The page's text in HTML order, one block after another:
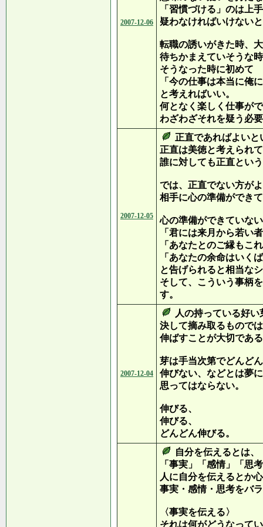
2007-12-06
「習慣づける」のは上
疑わなければいけない
転職の誘いがきた時、
待ちかまえていそうな
そうなった時に初めて
「今の仕事は本当に俺
と考えればいい。
何となく楽しく仕事が
わざわざそれを疑う必
2007-12-05
正直であればよい
正直は美徳と考えられ
誰に対しても正直とい
では、正直でない方が
相手に心の準備ができ
心の準備ができていな
「君には来月から若い
「あなたとのご縁もこ
「あなたの余命はいく
と告げられると相当な
そして、こういう事柄
す。
2007-12-04
人の持っている好い
決して摘み取るもので
伸ばすことが大切であ
芽は手当次第でどんど
伸びない、などとは夢
思ってはならない。
伸びる、
伸びる、
どんどん伸びる。
自分を伝えるとは、
「事実」「感情」「思
人に自分を伝えるとか
事実・感情・思考をバ
〈事実を伝える〉
それは何がどうなって